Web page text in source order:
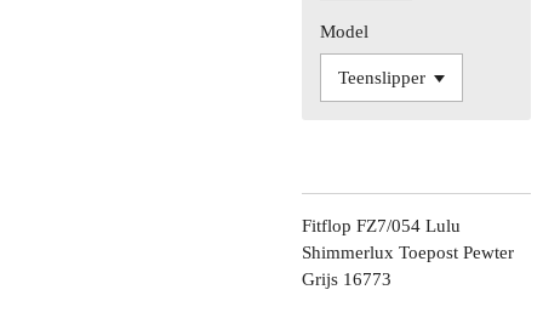
Model
Fitflop FZ7/054 Lulu
Shimmerlux Toepost Pewter
Grijs 16773